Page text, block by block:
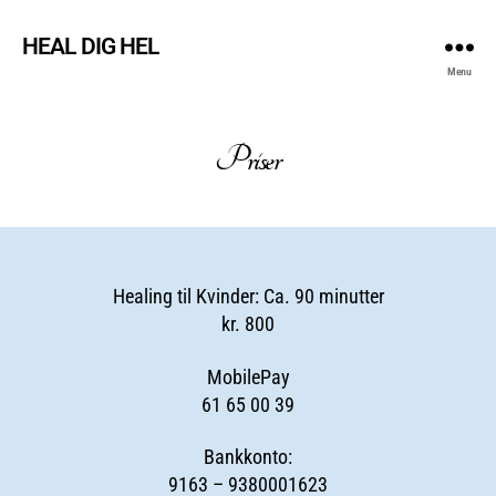
HEAL DIG HEL
Menu
Priser
Healing til Kvinder: Ca. 90 minutter
kr. 800
MobilePay
61 65 00 39
Bankkonto:
9163 – 9380001623